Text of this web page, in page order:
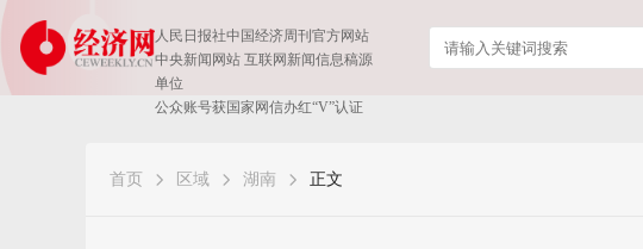
人民日报社中国经济周刊官方网站
中央新闻网站 互联网新闻信息稿源
单位
公众账号获国家网信办红“V”认证
首页 区域 湖南 正文